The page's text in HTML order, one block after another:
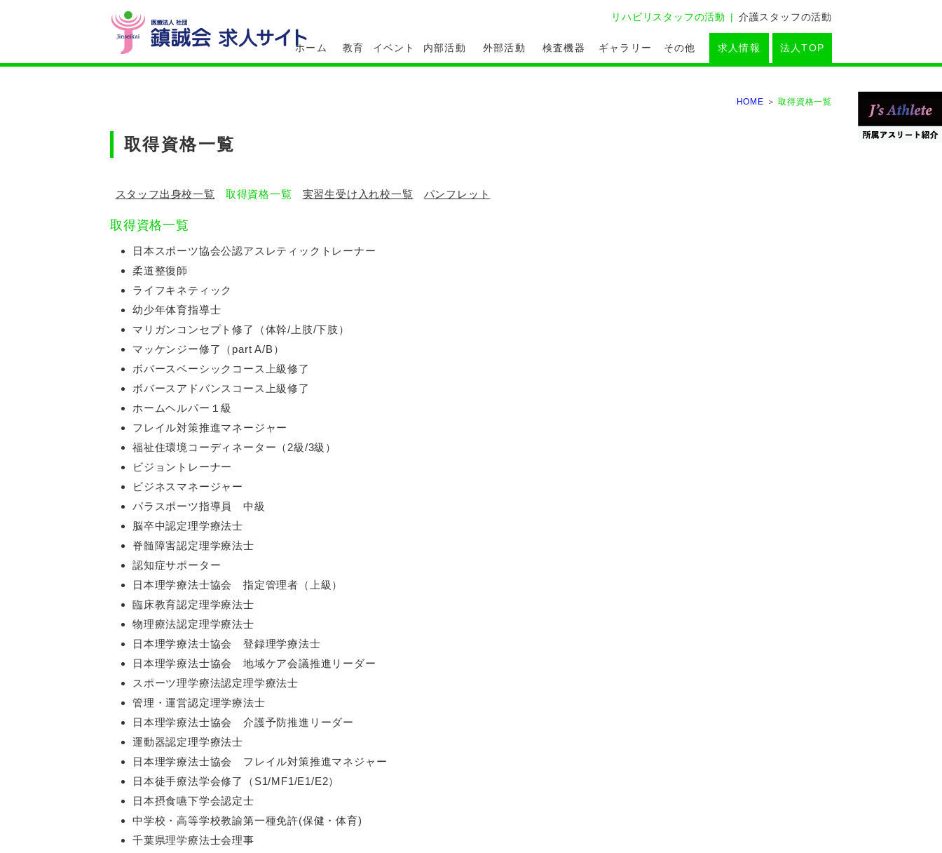
リハビリスタッフの活動 介護スタッフの活動
ホーム 教育 イベント 内部活動 外部活動 検査機器 ギャラリー その他 求人情報 法人TOP
HOME 取得資格一覧
取得資格一覧
スタッフ出身校一覧 取得資格一覧 実習生受け入れ校一覧 パンフレット
取得資格一覧
日本スポーツ協会公認アスレティックトレーナー
柔道整復師
ライフキネティック
幼少年体育指導士
マリガンコンセプト修了（体幹/上肢/下肢）
マッケンジー修了（part A/B）
ボバースベーシックコース上級修了
ボバースアドバンスコース上級修了
ホームヘルパー１級
フレイル対策推進マネージャー
福祉住環境コーディネーター（2級/3級）
ビジョントレーナー
ビジネスマネージャー
パラスポーツ指導員 中級
脳卒中認定理学療法士
脊髄障害認定理学療法士
認知症サポーター
日本理学療法士協会 指定管理者（上級）
臨床教育認定理学療法士
物理療法認定理学療法士
日本理学療法士協会 登録理学療法士
日本理学療法士協会 地域ケア会議推進リーダー
スポーツ理学療法認定理学療法士
管理・運営認定理学療法士
日本理学療法士協会 介護予防推進リーダー
運動器認定理学療法士
日本理学療法士協会 フレイル対策推進マネジャー
日本徒手療法学会修了（S1/MF1/E1/E2）
日本摂食嚥下学会認定士
中学校・高等学校教諭第一種免許(保健・体育)
千葉県理学療法士会理事